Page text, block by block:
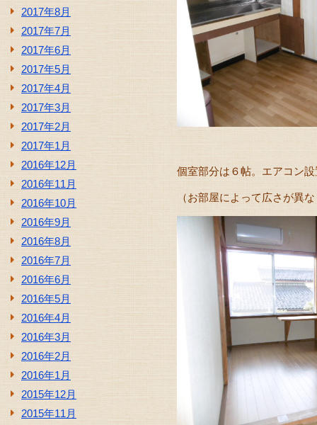
2017年8月
2017年7月
2017年6月
2017年5月
2017年4月
2017年3月
2017年2月
2017年1月
2016年12月
2016年11月
2016年10月
2016年9月
2016年8月
2016年7月
2016年6月
2016年5月
2016年4月
2016年3月
2016年2月
2016年1月
2015年12月
2015年11月
個室部分は６帖。エアコン
（お部屋によって広さが異